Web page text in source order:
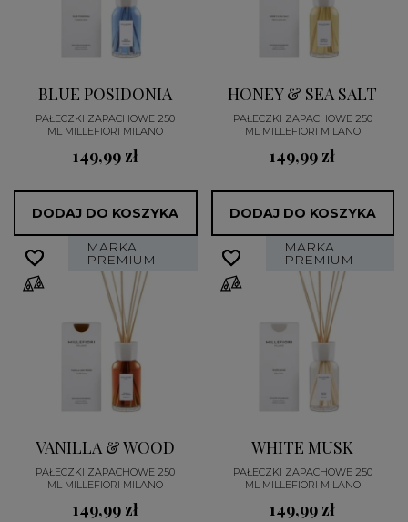
BLUE POSIDONIA
PAŁECZKI ZAPACHOWE 250
ML MILLEFIORI MILANO
149,99 zł
DODAJ DO KOSZYKA
HONEY & SEA SALT
PAŁECZKI ZAPACHOWE 250
ML MILLEFIORI MILANO
149,99 zł
DODAJ DO KOSZYKA
MARKA
PREMIUM
VANILLA & WOOD
PAŁECZKI ZAPACHOWE 250
ML MILLEFIORI MILANO
149,99 zł
favorite_border
favorite_border MARKA
PREMIUM
WHITE MUSK
PAŁECZKI ZAPACHOWE 250
ML MILLEFIORI MILANO
149,99 zł
favorite_border
favorite_border